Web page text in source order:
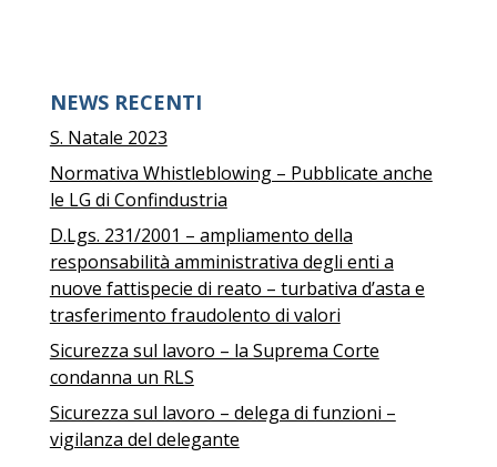
NEWS RECENTI
S. Natale 2023
Normativa Whistleblowing – Pubblicate anche
le LG di Confindustria
D.Lgs. 231/2001 – ampliamento della
responsabilità amministrativa degli enti a
nuove fattispecie di reato – turbativa d’asta e
trasferimento fraudolento di valori
Sicurezza sul lavoro – la Suprema Corte
condanna un RLS
Sicurezza sul lavoro – delega di funzioni –
vigilanza del delegante